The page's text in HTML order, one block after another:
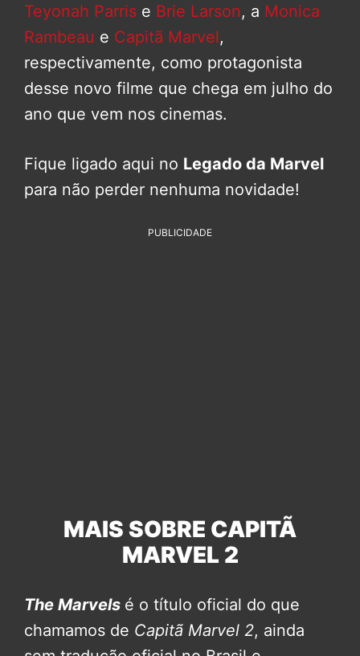
Teyonah Parris e Brie Larson, a Monica
Rambeau e Capitã Marvel,
respectivamente, como protagonista
desse novo filme que chega em julho do
ano que vem nos cinemas.
Fique ligado aqui no Legado da Marvel
para não perder nenhuma novidade!
PUBLICIDADE
MAIS SOBRE CAPITÃ
MARVEL 2
The Marvels é o título oficial do que
chamamos de Capitã Marvel 2, ainda